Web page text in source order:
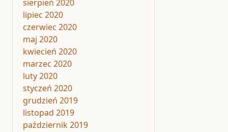
sierpień 2020
lipiec 2020
czerwiec 2020
maj 2020
kwiecień 2020
marzec 2020
luty 2020
styczeń 2020
grudzień 2019
listopad 2019
październik 2019